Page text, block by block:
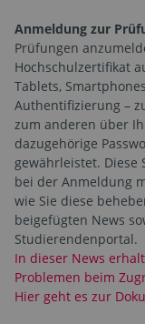
Anmeldung zur
Prüfungen
Hochschulzertifikat
Tablets,
Authentifizierung –
zum anderen über
dazugehörige
gewährleistet. Diese
bei der Anmeldung
wie Sie diese
beigefügten News
Studierendenportal.
In dieser News
Problemen beim
Hier geht es zur